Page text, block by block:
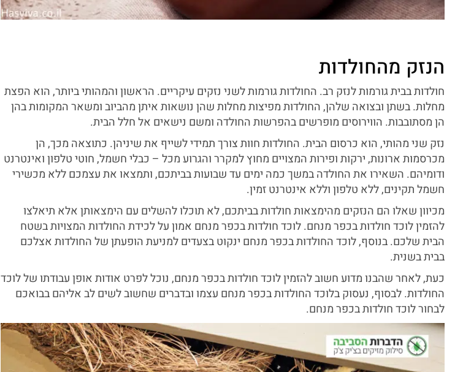
הנזק מהחולדות
חולדות בבית גורמות לנזק רב. החולדות גורמות לשני נזקים עיקריים. הראשון והמהותי ביותר, הוא הפצת
מחלות. בשתן ובצואה שלהן, החולדות מפיצות מחלות שהן נושאות איתן מהביוב ומשאר המקומות בהן
הן מסתובבות. הווירוסים מופרשים בהפרשות החולדה ומשם נישאים אל חלל הבית.
נזק שני מהותי, הוא כרסום הבית. החולדות חוות צורך תמידי לשייף את שיניהן. כתוצאה מכך, הן
מכרסמות ארונות, ירקות ופירות המצויים מחוץ למקרר והגרוע מכל – כבלי חשמל, חוטי טלפון ואינטרנט
ודומיהם. השאירו את החולדה במשך כמה ימים עד שבועות בביתכם, ותמצאו את עצמכם ללא מכשירי
חשמל תקינים, ללא טלפון וללא אינטרנט זמין.
מכיוון שאלו הם הנזקים מהימצאות חולדות בביתכם, לא תוכלו להשלים עם הימצאותן אלא תיאלצו
להזמין לוכד חולדות בכפר מנחם. לוכד חולדות בכפר מנחם אמון על לכידת החולדות המצויות בשטח
הבית שלכם. בנוסף, לוכד החולדות בכפר מנחם ינקוט בצעדים למניעת הופעתן של החולדות אצלכם
בבית בשנית.
כעת, לאחר שהבנו מדוע חשוב להזמין לוכד חולדות בכפר מנחם, נוכל לפרט אודות אופן עבודתו של לוכד
החולדות. לבסוף, נעסוק בלוכד החולדות בכפר מנחם עצמו ובדברים שחשוב לשים לב אליהם בבואכם
לבחור לוכד חולדות בכפר מנחם.